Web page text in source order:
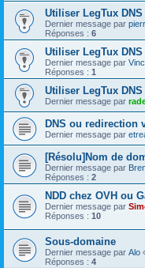
Utiliser LegTux
Dernier message par
Réponses : 6
Utiliser LegTux
Dernier message par
Réponses : 1
Utiliser LegTux
Dernier message par
DNS ou redirection
Dernier message par
[Résolu]Nom de
Dernier message par
Réponses : 2
NDD chez OVH ou
Dernier message par
Réponses : 10
Sous-domaine
Dernier message par Alo
Réponses : 4